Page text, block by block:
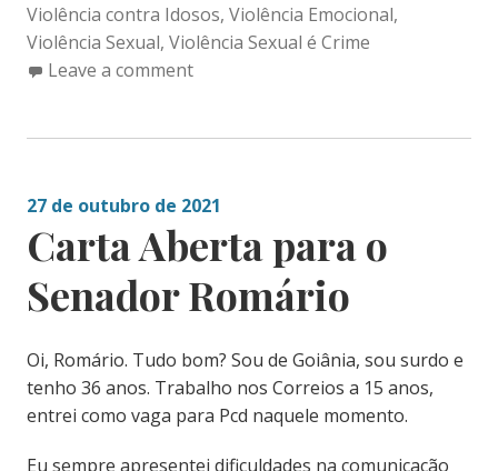
Violência contra Idosos, Violência Emocional,
Violência Sexual, Violência Sexual é Crime
Leave a comment
27 de outubro de 2021
Carta Aberta para o
Senador Romário
Oi, Romário. Tudo bom? Sou de Goiânia, sou surdo e
tenho 36 anos. Trabalho nos Correios a 15 anos,
entrei como vaga para Pcd naquele momento.
Eu sempre apresentei dificuldades na comunicação